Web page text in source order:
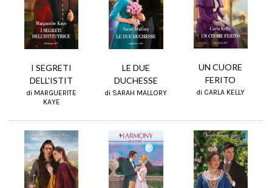
I SEGRETI
DELL'ISTIT
di MARGUERITE
KAYE
LE DUE
DUCHESSE
di SARAH MALLORY
UN CUORE
FERITO
di CARLA KELLY